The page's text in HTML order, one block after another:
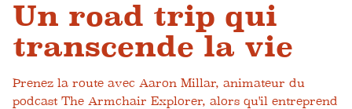
Un road trip qui
transcende la vie
Prenez la route avec Aaron Millar, animateur du
podcast The Armchair Explorer, alors qu'il entreprend